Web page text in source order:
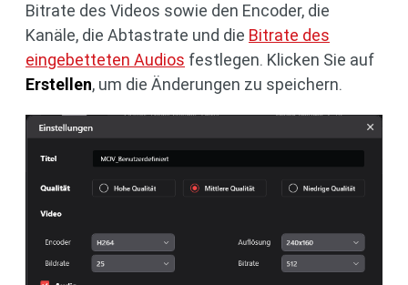
Bitrate des Videos sowie den Encoder, die
Kanäle, die Abtastrate und die Bitrate des
eingebetteten Audios festlegen. Klicken Sie auf
Erstellen, um die Änderungen zu speichern.